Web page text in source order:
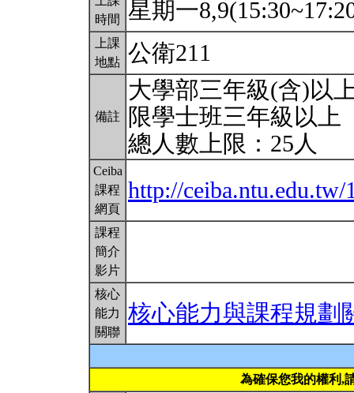
時間
星期一
上課
地點 公衛211
備註
大學部三年級(含)以
限學士班三年級以上
總人數上限：25人
Ceiba
課程
網頁
http://
課程
簡介
影片
核心
能力
關聯
核心能力與課程規劃
為確保您我的權利,